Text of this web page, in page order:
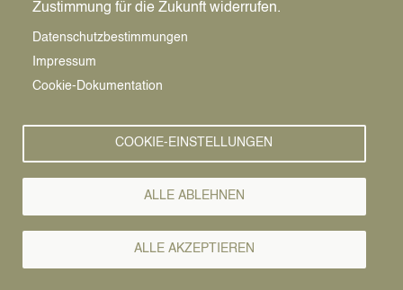
Das Theater der Kanalstadt
KATiELLi-
Theater
Der Lebenstraum eines Dattelners
Das KATiELLi Theater ist der Lebenstraum von
Bernd Julius Arends. Der gebürtige Dattelner hat
Theater umgekrempelt. Eröffnet wurde es am 20.
November 2010.
Zustimmung für die Zukunft widerrufen.
Datenschutzbestimmungen
Impressum
Cookie-Dokumentation
COOKIE-EINSTELLUNGEN
ALLE ABLEHNEN
ALLE AKZEPTIEREN